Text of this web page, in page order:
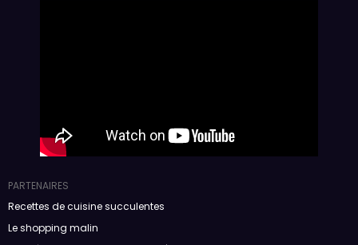
PARTENAIRES
Recettes de cuisine succulentes
Le shopping malin